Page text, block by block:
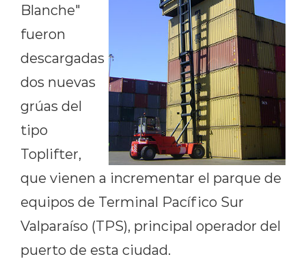
Blanche"
fueron
descargadas
dos nuevas
grúas del
tipo
Toplifter,
que vienen a incrementar el parque de
equipos de Terminal Pacífico Sur
Valparaíso (TPS), principal operador del
puerto de esta ciudad.